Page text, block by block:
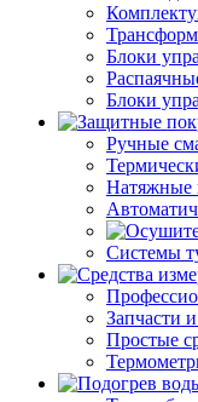
Блоки
Блоки
Ручные
Натяжные
Системы
Запчасти
Простые